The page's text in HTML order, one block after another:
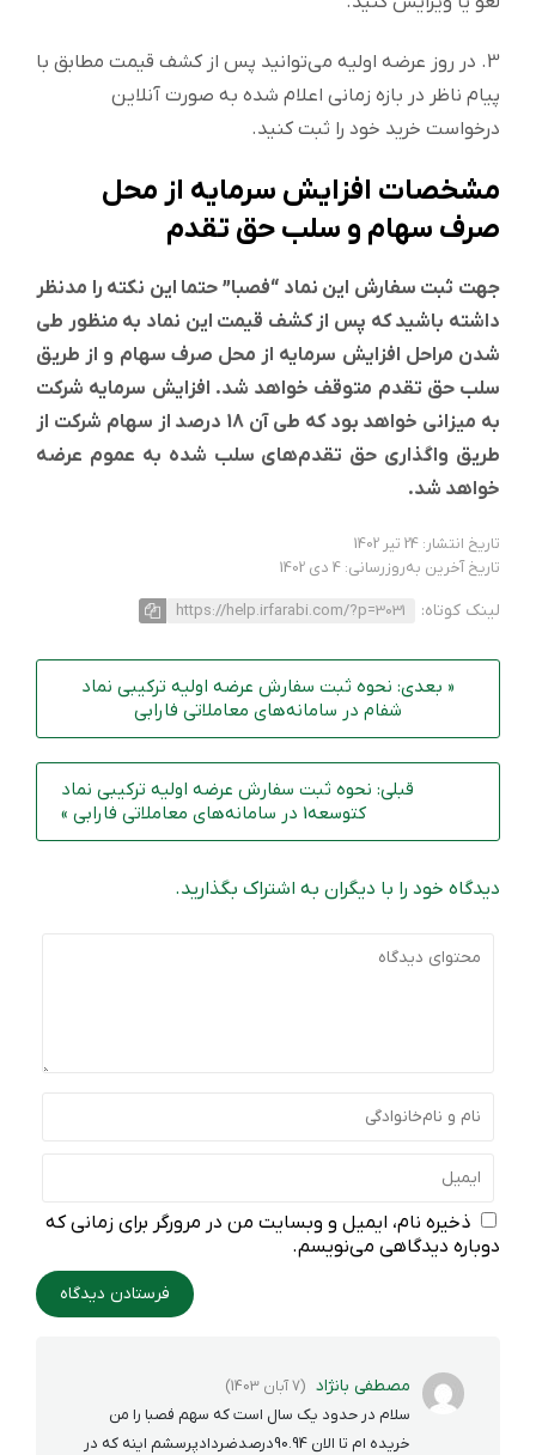
3. در روز عرضه اولیه می‌توانید پس از کشف قیمت مطابق با
پیام ناظر در بازه زمانی اعلام شده به صورت آنلاین
درخواست خرید خود را ثبت کنید.
مشخصات افزایش سرمایه از محل
صرف سهام و سلب حق تقدم
جهت ثبت سفارش این نماد “فصبا” حتما این نکته را مدنظر
داشته باشید که پس از کشف قیمت این نماد به منظور طی
شدن مراحل افزایش سرمایه از محل صرف سهام و از طریق
سلب حق تقدم متوقف خواهد شد. افزایش سرمایه شرکت
به میزانی خواهد بود که طی آن 18 درصد از سهام شرکت از
طریق واگذاری حق تقدم‌های سلب شده به عموم عرضه
خواهد شد.
تاریخ انتشار: 24 تیر 1402
تاریخ آخرین به‌روزرسانی: 4 دی 1402
لینک کوتاه: https://help.irfarabi.com/?p=3031
« بعدی: نحوه ثبت سفارش عرضه اولیه ترکیبی نماد
شفام در سامانه‌های معاملاتی فارابی
قبلی: نحوه‌ ثبت سفارش عرضه اولیه ترکیبی نماد
کتوسعه1 در سامانه‌های معاملاتی فارابی »
دیدگاه خود را با دیگران به اشتراک بگذارید.
ذخیره نام، ایمیل و وبسایت من در مرورگر برای زمانی که
دوباره دیدگاهی می‌نویسم.
مصطفی بانژاد (7 آبان 1403)
سلام در حدود یک سال است که سهم فصبا را من
خریده ام تا الان 90.94درصدضردادپرسشم اینه که در